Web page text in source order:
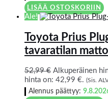
LISÄÄ OSTOSKORIIN
Ale!
Toyota Prius
tavaratilan
52,99€ Alkuperäinen
hinta on: 42,99 €. (Sis.
Alennus päättyy: